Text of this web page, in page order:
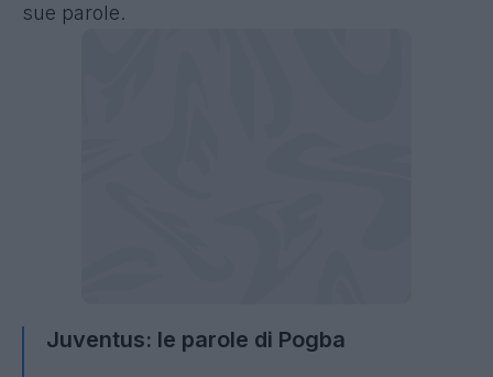
sue parole.
Juventus: le parole di Pogba